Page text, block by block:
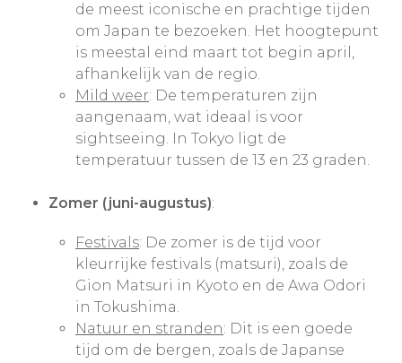
de meest iconische en prachtige tijden
om Japan te bezoeken. Het hoogtepunt
is meestal eind maart tot begin april,
afhankelijk van de regio.
Mild weer: De temperaturen zijn
aangenaam, wat ideaal is voor
sightseeing. In Tokyo ligt de
temperatuur tussen de 13 en 23 graden.
Zomer (juni-augustus):
Festivals: De zomer is de tijd voor
kleurrijke festivals (matsuri), zoals de
Gion Matsuri in Kyoto en de Awa Odori
in Tokushima.
Natuur en stranden: Dit is een goede
tijd om de bergen, zoals de Japanse